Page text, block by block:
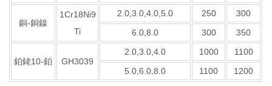
銅-銅鎳
1Cr18Ni9
Ti
2.0,3.0,4.0,5.0 250
300
6.0,8.0
300 350
鉑銠10-鉑 GH3039
2.0,3.0,4.0 1000
1100
5.0,6.0,8.0
1100 1200